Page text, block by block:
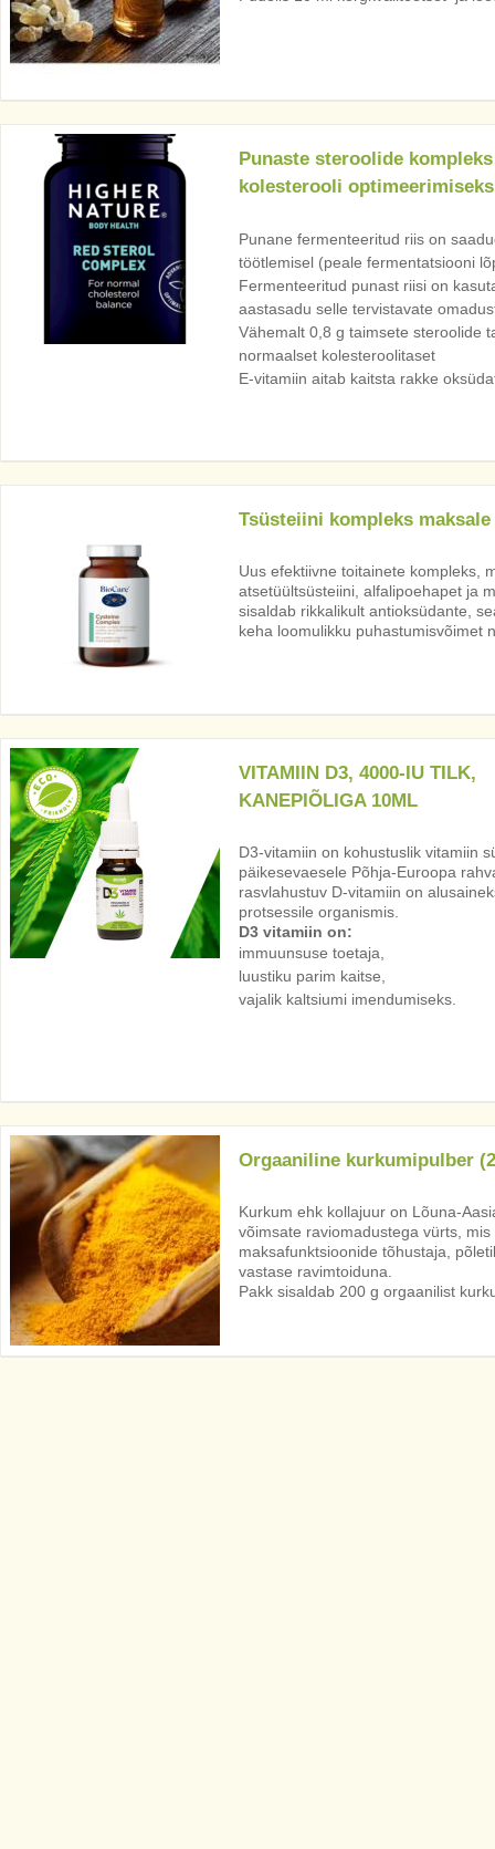
Punaste steroolide kompleks
kolesterooli
Punane fermenteeritud riis on
töötlemisel (peale fermentatsiooni
Fermenteeritud punast riisi on
aastasadu selle tervistavate
Vähemalt 0,8 g taimsete steroolide
normaalset kolesteroolitaset
E-vitamiin aitab kaitsta rakke
Tsüsteiini kompleks maksale
Uus efektiivne toitainete kompleks,
atsetüültsüsteiini, alfalipoehapet ja
sisaldab rikkalikult antioksüdante,
keha loomulikku puhastumisvõimet
VITAMIIN D3, 4000-IU TILK,
KANEPIÕLIGA 10ML
D3-vitamiin on kohustuslik vitamiin
päikesevaesele Põhja-Euroopa
rasvlahustuv D-vitamiin on
protsessile organismis.
D3 vitamiin on:
immuunsuse toetaja,
luustiku parim kaitse,
vajalik kaltsiumi imendumiseks.
Orgaaniline kurkumipulber
Kurkum ehk kollajuur on Lõuna-
võimsate raviomadustega vürts,
maksafunktsioonide tõhustaja,
vastase ravimtoiduna.
Pakk sisaldab 200 g orgaanilist